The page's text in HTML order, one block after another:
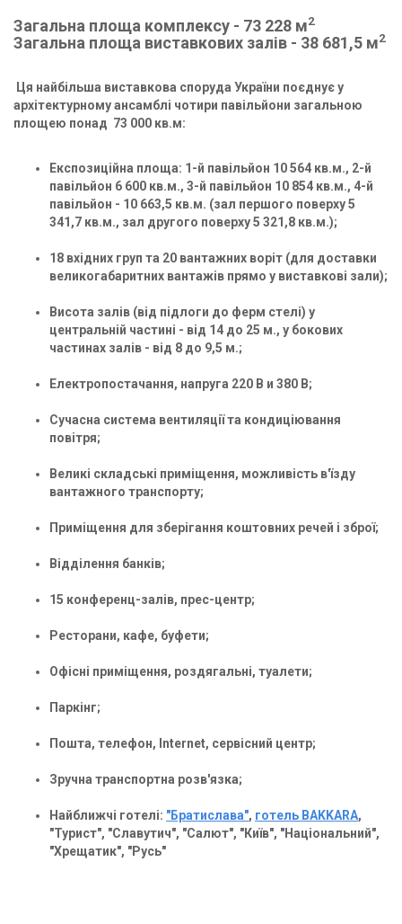
Загальна площа комплексу - 73 228 м2
Загальна площа виставкових залів - 38 681,5 м2
Ця найбільша виставкова споруда України поєднує у
архітектурному ансамблі чотири павільйони загальною
площею понад 73 000 кв.м:
Експозиційна площа: 1-й павільйон 10 564 кв.м., 2-й
павільйон 6 600 кв.м., 3-й павільйон 10 854 кв.м., 4-й
павільйон - 10 663,5 кв.м. (зал першого поверху 5
341,7 кв.м., зал другого поверху 5 321,8 кв.м.);
18 вхідних груп та 20 вантажних воріт (для доставки
великогабаритних вантажів прямо у виставкові зали);
Висота залів (від підлоги до ферм стелі) у
центральній частині - від 14 до 25 м., у бокових
частинах залів - від 8 до 9,5 м.;
Електропостачання, напруга 220 В и 380 В;
Сучасна система вентиляції та кондиціювання
повітря;
Великі складські приміщення, можливість в'їзду
вантажного транспорту;
Приміщення для зберігання коштовних речей і зброї;
Відділення банків;
15 конференц-залів, прес-центр;
Ресторани, кафе, буфети;
Офісні приміщення, роздягальні, туалети;
Паркінг;
Пошта, телефон, Internet, сервісний центр;
Зручна транспортна розв'язка;
Найближчі готелі: "Братислава", готель BAKKARA,
"Турист", "Славутич", "Салют", "Київ", "Національний",
"Хрещатик", "Русь"